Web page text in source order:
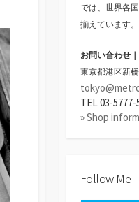
では、世界各
揃えています。
お問い合わせ
東京都港区新
TEL 03-5777-
» Shop
Follow Me